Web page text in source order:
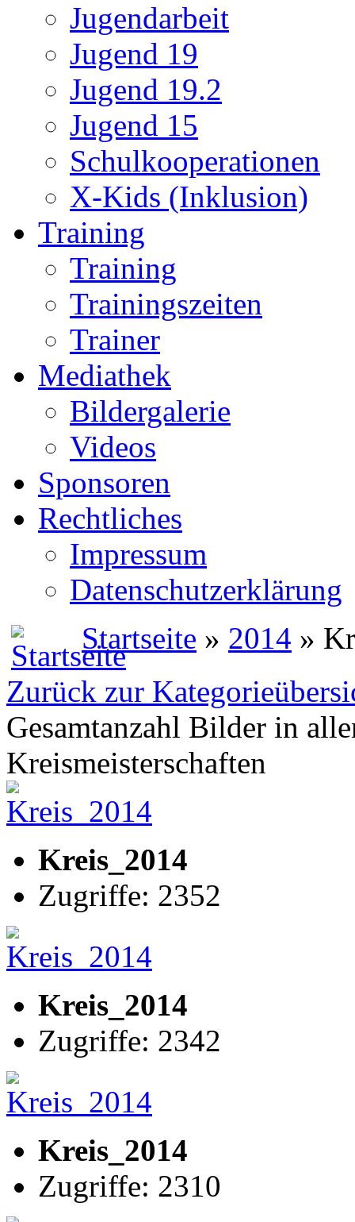
Jugendarbeit
Jugend 19
Jugend 19.2
Jugend 15
Schulkooperationen
X-Kids (Inklusion)
Training
Training
Trainingszeiten
Trainer
Mediathek
Bildergalerie
Videos
Sponsoren
Rechtliches
Impressum
Datenschutzerklärung
Startseite » 2014 »
Zurück zur
Gesamtanzahl Bilder in
Kreismeisterschaften
Kreis_2014
Zugriffe: 2352
Kreis_2014
Zugriffe: 2342
Kreis_2014
Zugriffe: 2310